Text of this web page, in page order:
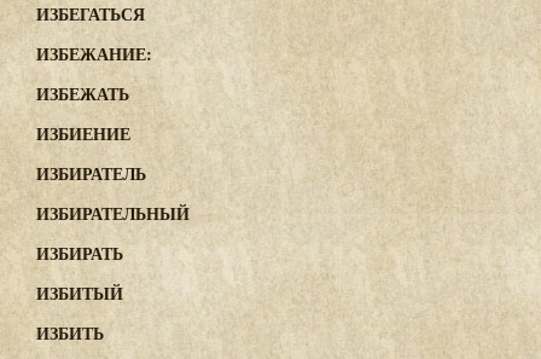
ИЗБЕГАТЬСЯ
ИЗБЕЖАНИЕ:
ИЗБЕЖАТЬ
ИЗБИЕНИЕ
ИЗБИРАТЕЛЬ
ИЗБИРАТЕЛЬНЫЙ
ИЗБИРАТЬ
ИЗБИТЫЙ
ИЗБИТЬ